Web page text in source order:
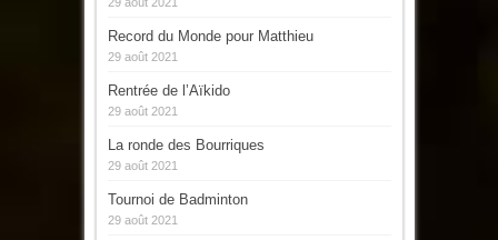
29 août 2021
Record du Monde pour Matthieu
29 août 2021
Rentrée de l’Aïkido
29 août 2021
La ronde des Bourriques
29 août 2021
Tournoi de Badminton
29 août 2021